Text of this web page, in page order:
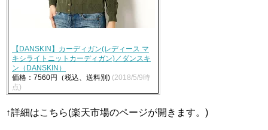
【DANSKIN】カーディガン(レディース マ
キシライトニットカーディガン)／ダンスキ
ン（DANSKIN）
価格：7560円（税込、送料別) (2018/5/9時
点)
↑詳細はこちら(楽天市場のページが開きます。)